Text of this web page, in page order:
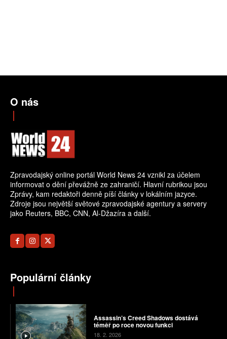
O nás
Zpravodajský online portál World News 24 vznikl za účelem
informovat o dění převážně ze zahraničí. Hlavní rubrikou jsou
Zprávy, kam redaktoři denně píší články v lokálním jazyce.
Zdroje jsou největší světové zpravodajské agentury a servery
jako Reuters, BBC, CNN, Al-Džazíra a další.
Populární články
Assassin’s Creed Shadows dostává
téměř po roce novou funkci
18. 2. 2026